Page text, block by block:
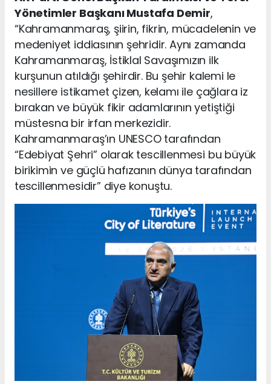
Yönetimler Başkanı Mustafa Demir,
“Kahramanmaraş, şiirin, fikrin, mücadelenin ve
medeniyet iddiasının şehridir. Aynı zamanda
Kahramanmaraş, İstiklal Savaşımızın ilk
kurşunun atıldığı şehirdir. Bu şehir kalemi le
nesillere istikamet çizen, kelamı ile çağlara iz
bırakan ve büyük fikir adamlarının yetiştiği
müstesna bir irfan merkezidir.
Kahramanmaraş’ın UNESCO tarafından
“Edebiyat Şehri” olarak tescillenmesi bu büyük
birikimin ve güçlü hafızanın dünya tarafından
tescillenmesidir” diye konuştu.